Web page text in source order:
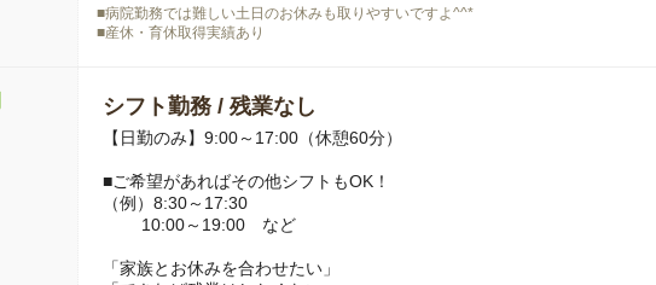
■病院勤務では難しい土日のお休みも取りやすいですよ^^*
■産休・育休取得実績あり
シフト勤務 / 残業なし
【日勤のみ】9:00～17:00（休憩60分）
■ご希望があればその他シフトもOK！
（例）8:30～17:30
10:00～19:00 など
「家族とお休みを合わせたい」